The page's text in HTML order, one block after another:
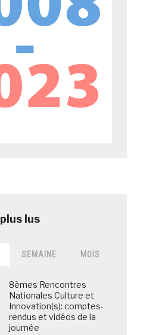
SEMAINE MOIS
8èmes Rencontres
Nationales Culture et
Innovation(s): comptes-
rendus et vidéos de la
journée